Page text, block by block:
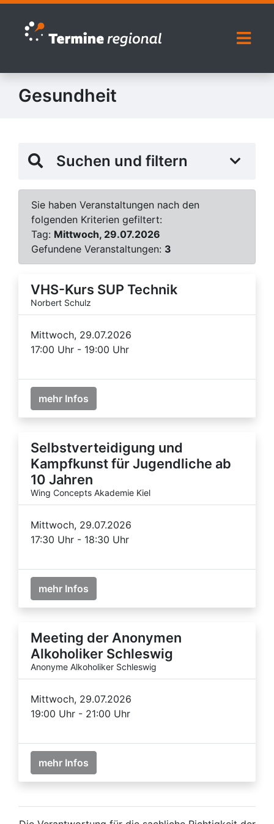
Zur Navigation springen
Zum Inhalt springen
Gesundheit
Suchen und filtern
Sie haben Veranstaltungen nach den
folgenden Kriterien gefiltert:
Tag: Mittwoch, 29.07.2026
Gefundene Veranstaltungen: 3
VHS-Kurs SUP Technik
Norbert Schulz
Mittwoch, 29.07.2026
17:00 Uhr - 19:00 Uhr
mehr Infos
Selbstverteidigung und
Kampfkunst für Jugendliche ab
10 Jahren
Wing Concepts Akademie Kiel
Mittwoch, 29.07.2026
17:30 Uhr - 18:30 Uhr
mehr Infos
Meeting der Anonymen
Alkoholiker Schleswig
Anonyme Alkoholiker Schleswig
Mittwoch, 29.07.2026
19:00 Uhr - 21:00 Uhr
mehr Infos